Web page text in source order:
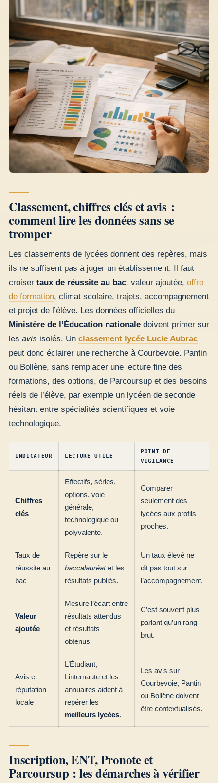
Classement, chiffres clés et avis :
comment lire les données sans se
tromper
Les classements de lycées donnent des repères, mais
ils ne suffisent pas à juger un établissement. Il faut
croiser taux de réussite au bac, valeur ajoutée, offre
de formation, climat scolaire, trajets, accompagnement
et projet de l’élève. Les données officielles du
Ministère de l’Éducation nationale doivent primer sur
les avis isolés. Un classement lycée Lucie Aubrac
peut donc éclairer une recherche à Courbevoie, Pantin
ou Bollène, sans remplacer une lecture fine des
formations, des options, de Parcoursup et des besoins
réels de l’élève, par exemple un lycéen de seconde
hésitant entre spécialités scientifiques et voie
technologique.
INDICATEUR LECTURE UTILE
POINT DE
VIGILANCE
Chiffres
clés
Effectifs, séries,
options, voie
générale,
technologique ou
polyvalente.
Comparer
seulement des
lycées aux profils
proches.
Taux de
réussite au
bac
Repère sur le
baccalauréatet les
résultats publiés.
Un taux élevé ne
dit pas tout sur
l’accompagnement.
Valeur
ajoutée
Mesure l’écart entre
résultats attendus
et résultats
obtenus.
C’est souvent plus
parlant qu’un rang
brut.
Avis et
réputation
locale
L’Étudiant,
Linternaute et les
annuaires aident à
repérer les
meilleurs lycées.
Les avis sur
Courbevoie, Pantin
ou Bollène doivent
être contextualisés.
Inscription, ENT, Pronote et
Parcoursup : les démarches à vérifier